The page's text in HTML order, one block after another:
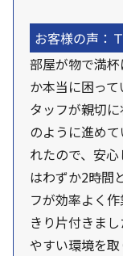
お客様の声：
部屋が物で満
か本当に困っ
タッフが親切
のように進め
れたので、安
はわずか2時間
フが効率よく
きり片付きま
やすい環境を